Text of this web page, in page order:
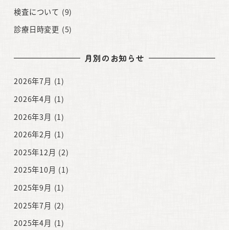
検査について (9)
診療日時変更 (5)
月別のお知らせ
2026年7月 (1)
2026年4月 (1)
2026年3月 (1)
2026年2月 (1)
2025年12月 (2)
2025年10月 (1)
2025年9月 (1)
2025年7月 (2)
2025年4月 (1)